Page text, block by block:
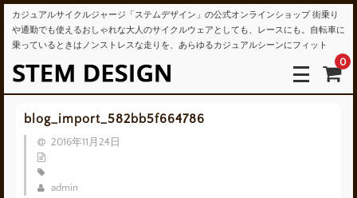
カジュアルサイクルジャージ「ステムデザイン」の公式オンラインショップ 街乗り
や通勤でも使えるおしゃれな大人のサイクルウェアとしても、レースにも。自転車に
乗っているときはノンストレスな走りを、あらゆるカジュアルシーンにフィット
0
blog_import_582bb5f664786
2016年11月24日
admin